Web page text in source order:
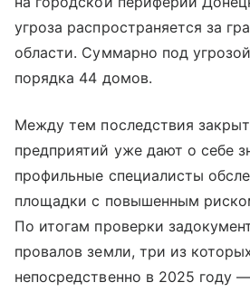
угроза распространяется за
области. Суммарно под
порядка 44 домов.
Между тем последствия
предприятий уже дают о себе
профильные специалисты
площадки с повышенным
По итогам проверки
провалов земли, три из
непосредственно в 2025 году —